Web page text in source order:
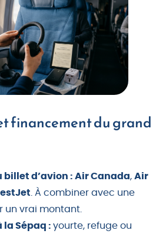
financement du grand
billet d’avion : Air Canada, Air
. À combiner avec une
un vrai montant.
la Sépaq : yourte, refuge ou